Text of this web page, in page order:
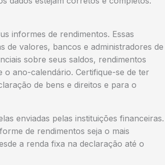
informes de rendimentos. Essas
de valores, bancos e administradores de
sobre seus saldos, rendimentos
ano-calendário. Certifique-se de ter
de bens e direitos e para o
enviadas pelas instituições financeiras.
de rendimentos seja o mais
a renda fixa na declaração até o